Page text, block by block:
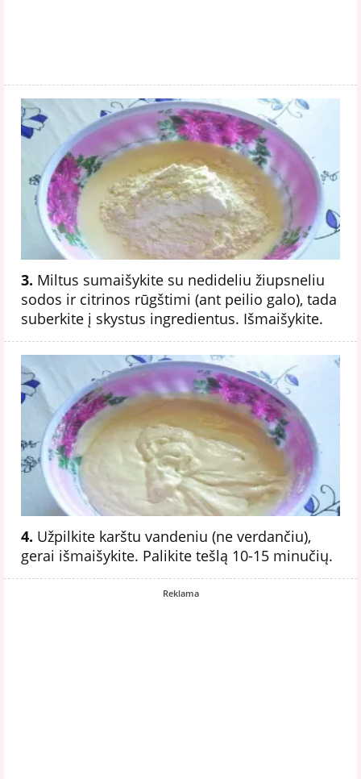
3. Miltus sumaišykite su nedideliu žiupsneliu
sodos ir citrinos rūgštimi (ant peilio galo), tada
suberkite į skystus ingredientus. Išmaišykite.
4. Užpilkite karštu vandeniu (ne verdančiu),
gerai išmaišykite. Palikite tešlą 10-15 minučių.
Reklama